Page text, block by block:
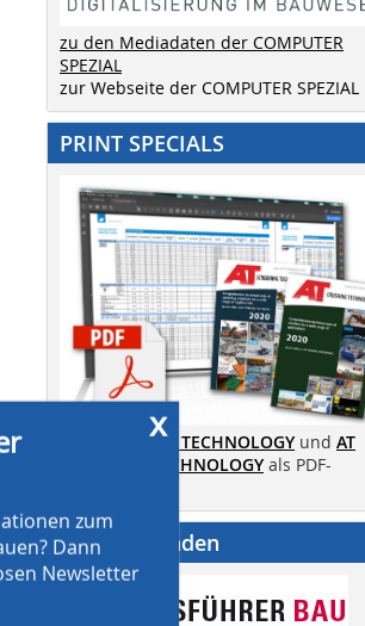
x
zum
Dann
Newsletter
zu den Mediadaten der COMPUTER
SPEZIAL
zur Webseite der COMPUTER SPEZIAL
PRINT SPECIALS
AT SCREENING TECHNOLOGY und AT
CRUSHING TECHNOLOGY als PDF-
Anbieter finden